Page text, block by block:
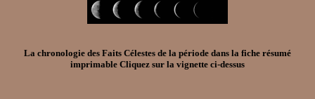
La chronologie des Faits Célestes de la période dans la fiche résumé
imprimable Cliquez sur la vignette ci-dessus